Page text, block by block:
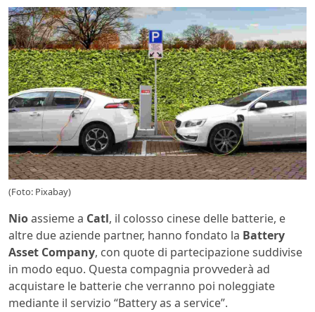
(Foto: Pixabay)
Nioassieme a Catl, il colosso cinese delle batterie, e
altre due aziende partner, hanno fondato la Battery
Asset Company, con quote di partecipazione suddivise
in modo equo. Questa compagnia provvederà ad
acquistare le batterie che verranno poi noleggiate
mediante il servizio “Battery as a service”.